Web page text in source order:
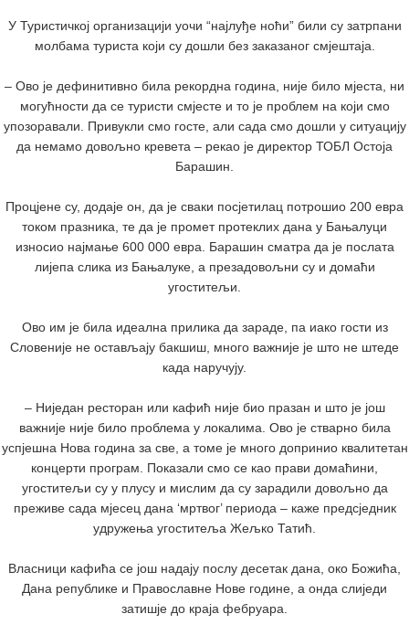
У Туристичкој организацији уочи “најлуђе ноћи” били су затрпани
молбама туриста који су дошли без заказаног смјештаја.
– Ово је дефинитивно била рекордна година, није било мјеста, ни
могућности да се туристи смјесте и то је проблем на који смо
упозоравали. Привукли смо госте, али сада смо дошли у ситуацију
да немамо довољно кревета – рекао је директор ТОБЛ Остоја
Барашин.
Процјене су, додаје он, да је сваки посјетилац потрошио 200 евра
током празника, те да је промет протеклих дана у Бањалуци
износио најмање 600 000 евра. Барашин сматра да је послата
лијепа слика из Бањалуке, а презадовољни су и домаћи
угоститељи.
Ово им је била идеална прилика да зараде, па иако гости из
Словеније не остављају бакшиш, много важније је што не штеде
када наручују.
– Ниједан ресторан или кафић није био празан и што је још
важније није било проблема у локалима. Ово је стварно била
успјешна Нова година за све, а томе је много допринио квалитетан
концерти програм. Показали смо се као прави домаћини,
угоститељи су у плусу и мислим да су зарадили довољно да
преживе сада мјесец дана ‘мртвог’ периода – каже предсједник
удружења угоститеља Жељко Татић.
Власници кафића се још надају послу десетак дана, око Божића,
Дана републике и Православне Нове године, а онда слиједи
затишје до краја фебруара.